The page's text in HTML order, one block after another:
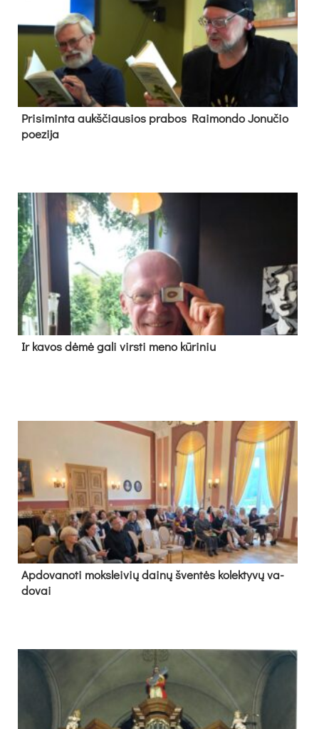
Pri­si­min­ta aukš­čiau­sios pra­bos Rai­mon­do Jo­nu­čio
poe­zi­ja
Ir ka­vos dė­mė ga­li virs­ti me­no kū­ri­niu
Ap­do­va­no­ti moks­lei­vių dai­nų šven­tės ko­lek­ty­vų va­
do­vai